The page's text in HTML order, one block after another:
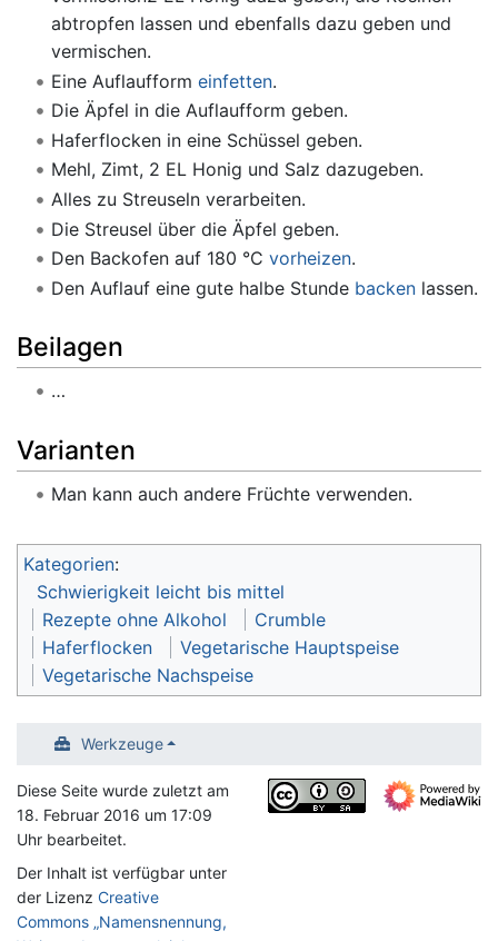
abtropfen lassen und ebenfalls dazu geben und
vermischen.
Eine Auflaufform einfetten.
Die Äpfel in die Auflaufform geben.
Haferflocken in eine Schüssel geben.
Mehl, Zimt, 2 EL Honig und Salz dazugeben.
Alles zu Streuseln verarbeiten.
Die Streusel über die Äpfel geben.
Den Backofen auf 180 °C vorheizen.
Den Auflauf eine gute halbe Stunde backenlassen.
Beilagen
…
Varianten
Man kann auch andere Früchte verwenden.
Kategorien:
Schwierigkeit leicht bis mittel
Rezepte ohne Alkohol
Crumble
Haferflocken
Vegetarische Hauptspeise
Vegetarische Nachspeise
Werkzeuge
Diese Seite wurde zuletzt am
18. Februar 2016 um 17:09
Uhr bearbeitet.
Der Inhalt ist verfügbar unter
der Lizenz Creative
Commons „Namensnennung,